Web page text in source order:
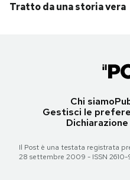
Tratto da una storia vera
Chi siamo
Gestisci le
Il Post è una testata registrata
28 settembre 2009 - ISSN